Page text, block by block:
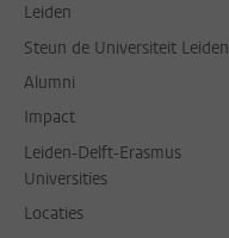
Leiden
Steun de Universiteit Leiden
Alumni
Impact
Leiden-Delft-Erasmus
Universities
Locaties